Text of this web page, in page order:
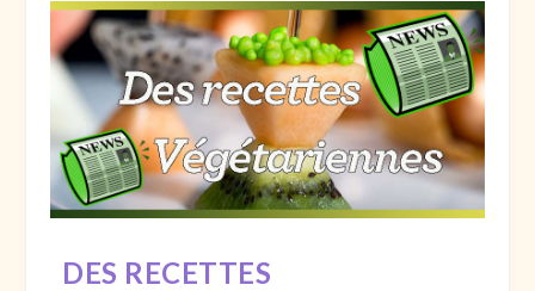
DES RECETTES